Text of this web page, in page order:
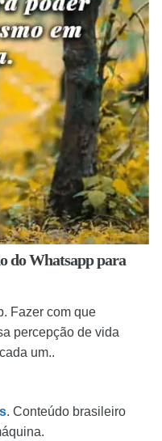
do Whatsapp para
Fazer com que
percepção de vida
um..
. Conteúdo brasileiro